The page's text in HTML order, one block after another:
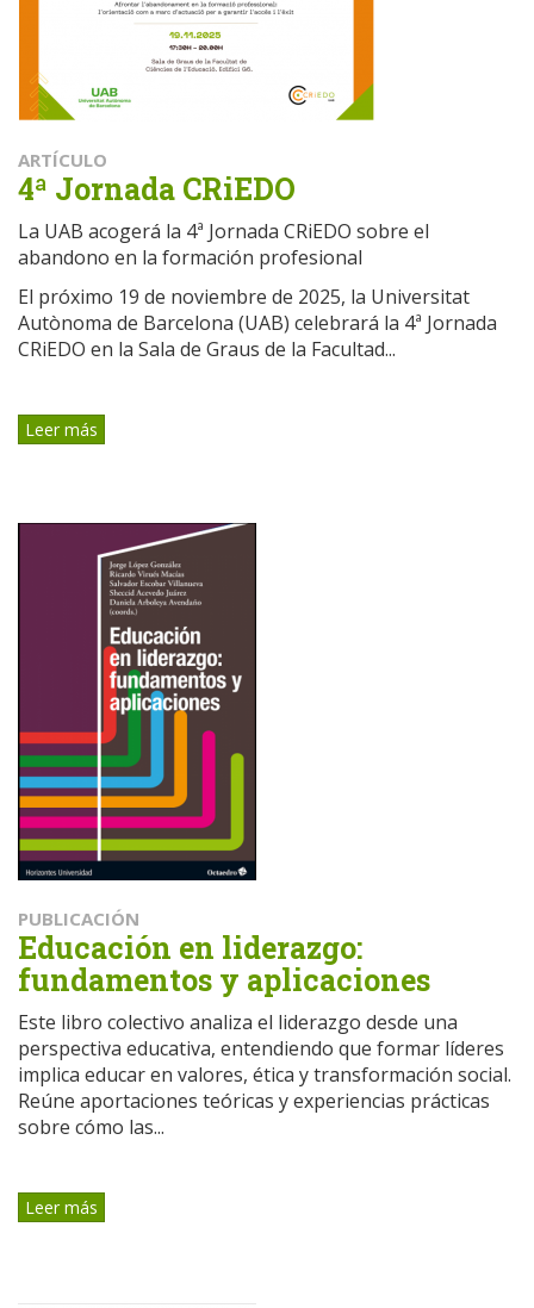
ARTÍCULO
4ª Jornada CRiEDO
La UAB acogerá la 4ª Jornada CRiEDO sobre el
abandono en la formación profesional
El próximo 19 de noviembre de 2025, la Universitat
Autònoma de Barcelona (UAB) celebrará la 4ª Jornada
CRiEDO en la Sala de Graus de la Facultad...
Leer más
PUBLICACIÓN
Educación en liderazgo:
fundamentos y aplicaciones
Este libro colectivo analiza el liderazgo desde una
perspectiva educativa, entendiendo que formar líderes
implica educar en valores, ética y transformación social.
Reúne aportaciones teóricas y experiencias prácticas
sobre cómo las...
Leer más